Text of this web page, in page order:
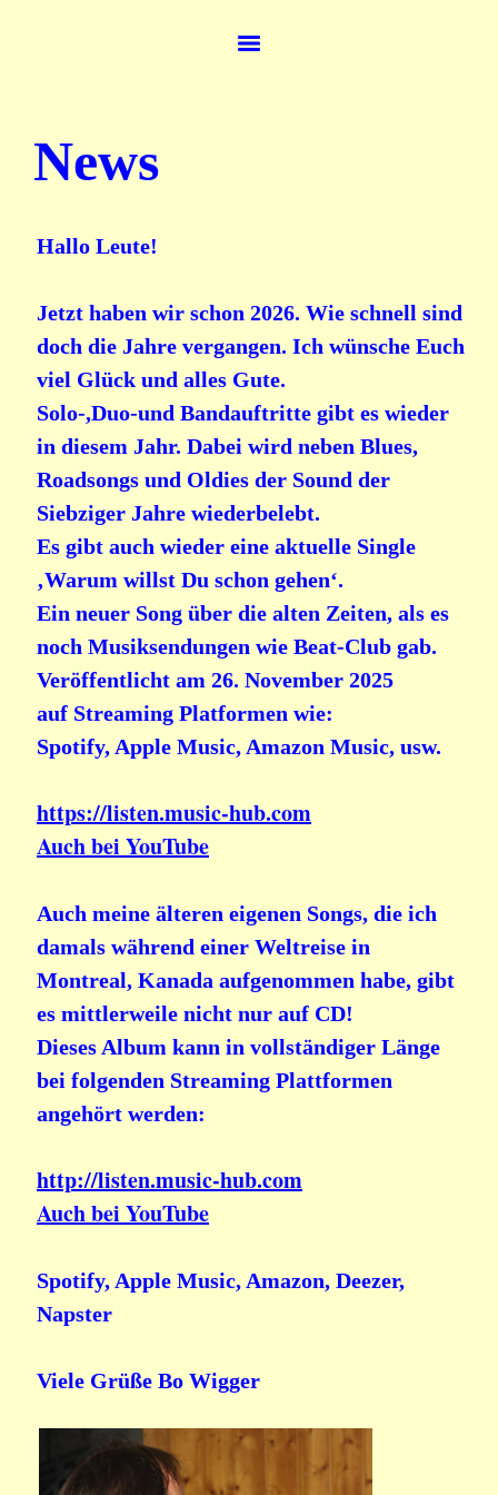
News
Hallo Leute!
Jetzt haben wir schon 2026. Wie schnell sind
doch die Jahre vergangen. Ich wünsche Euch
viel Glück und alles Gute.
Solo-,Duo-und Bandauftritte gibt es wieder
in diesem Jahr. Dabei wird neben Blues,
Roadsongs und Oldies der Sound der
Siebziger Jahre wiederbelebt.
Es gibt auch wieder eine aktuelle Single
‚Warum willst Du schon gehen‘.
Ein neuer Song über die alten Zeiten, als es
noch Musiksendungen wie Beat-Club gab.
Veröffentlicht am 26. November 2025
auf Streaming Platformen wie:
Spotify, Apple Music, Amazon Music, usw.
https://listen.music-hub.com
Auch bei YouTube
Auch meine älteren eigenen Songs, die ich
damals während einer Weltreise in
Montreal, Kanada aufgenommen habe, gibt
es mittlerweile nicht nur auf CD!
Dieses Album kann in vollständiger Länge
bei folgenden Streaming Plattformen
angehört werden:
http://listen.music-hub.com
Auch bei YouTube
Spotify, Apple Music, Amazon, Deezer,
Napster
Viele Grüße Bo Wigger